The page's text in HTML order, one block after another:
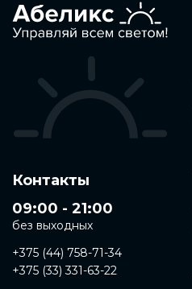
Контакты
09:00 - 21:00
без выходных
+375 (44) 758-71-34
+375 (33) 331-63-22